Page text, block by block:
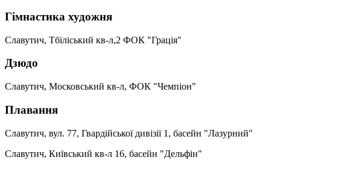
Гімнастика художня
Славутич, Тбіліський кв-л,2 ФОК "Грація"
Дзюдо
Славутич, Московський кв-л, ФОК "Чемпіон"
Плавання
Славутич, вул. 77, Гвардійської дивізії 1, басейн "Лазурний"
Славутич, Київський кв-л 16, басейн "Дельфін"